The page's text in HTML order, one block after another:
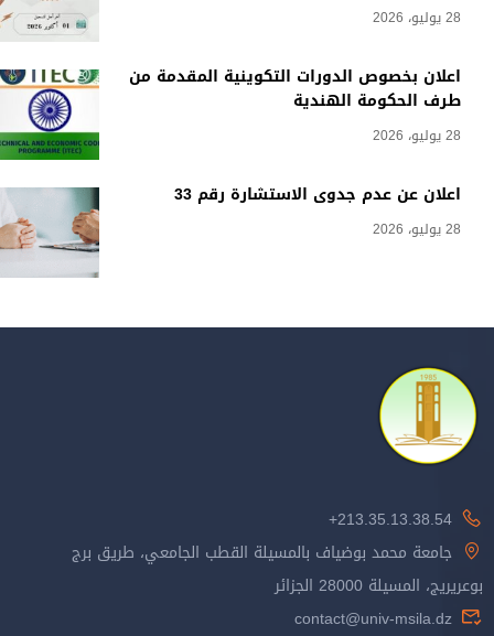
28 يوليو، 2026
اعلان بخصوص الدورات التكوينية المقدمة من
طرف الحكومة الهندية
28 يوليو، 2026
اعلان عن عدم جدوى الاستشارة رقم 33
28 يوليو، 2026
213.35.13.38.54+
جامعة محمد بوضياف بالمسيلة القطب الجامعي، طريق برج
بوعريريج، المسيلة 28000 الجزائر
contact@univ-msila.dz